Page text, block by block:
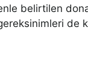
belirtilen
de